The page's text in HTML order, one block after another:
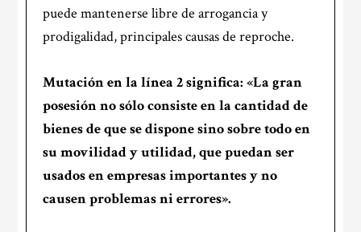
puede mantenerse libre de arrogancia y
prodigalidad, principales causas de reproche.
Mutación en lalínea 2significa: «La gran
posesión no sólo consiste en la cantidad de
bienes de que se dispone sino sobre todo en
su movilidad y utilidad, que puedan ser
usados en empresas importantes y no
causen problemas ni errores».